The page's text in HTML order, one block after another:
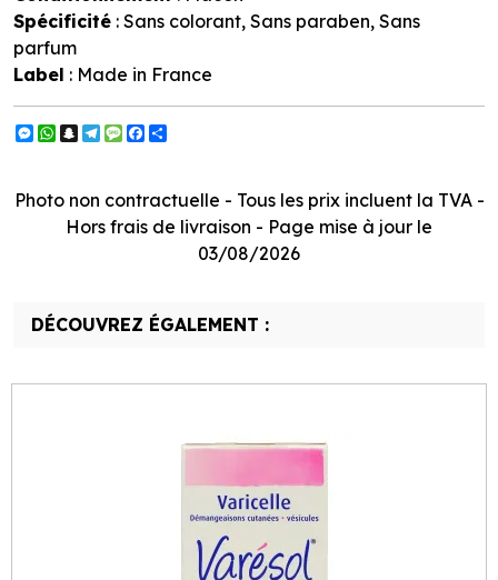
Spécificité : Sans colorant, Sans paraben, Sans
parfum
Label : Made in France
Messenger
WhatsApp
Snapchat
Telegram
Message
Facebook
Photo non contractuelle - Tous les prix incluent la TVA -
Hors frais de livraison - Page mise à jour le
03/08/2026
DÉCOUVREZ ÉGALEMENT :